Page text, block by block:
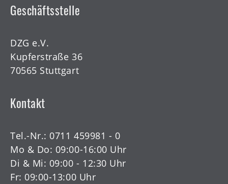
Geschäftsstelle
DZG e.V.
Kupferstraße 36
70565 Stuttgart
Kontakt
Tel.-Nr.: 0711 459981 - 0
Mo & Do: 09:00-16:00 Uhr
Di & Mi: 09:00 - 12:30 Uhr
Fr: 09:00-13:00 Uhr